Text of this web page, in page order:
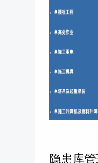
隐患库管